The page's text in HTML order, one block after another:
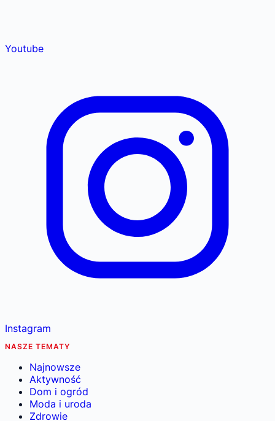
Youtube
Instagram
NASZE TEMATY
Najnowsze
Aktywność
Dom i ogród
Moda i uroda
Zdrowie